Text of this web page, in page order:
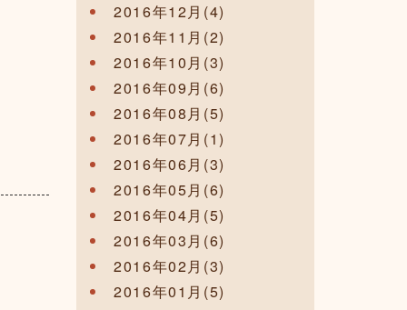
2016年12月(4)
2016年11月(2)
2016年10月(3)
2016年09月(6)
2016年08月(5)
2016年07月(1)
2016年06月(3)
2016年05月(6)
2016年04月(5)
2016年03月(6)
2016年02月(3)
2016年01月(5)